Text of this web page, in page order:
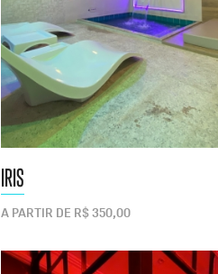
IRIS
A PARTIR DE R$ 350,00